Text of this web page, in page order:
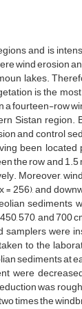
and is
wind erosion
lakes.
is the
a fourteen-row
Sistan region.
and control
been
the row and
Moreover,
256), and
sediments
570, and 700
samplers were
to the
sediments at
were
was
times the